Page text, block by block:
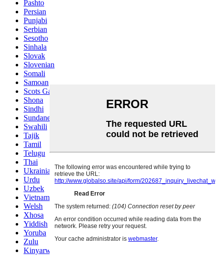
Pashto
Persian
Punjabi
Serbian
Sesotho
Sinhala
Slovak
Slovenian
Somali
Samoan
Scots Gaelic
Shona
Sindhi
Sundanese
Swahili
Tajik
Tamil
Telugu
Thai
Ukrainian
Urdu
Uzbek
Vietnamese
Welsh
Xhosa
Yiddish
Yoruba
Zulu
Kinyarwanda